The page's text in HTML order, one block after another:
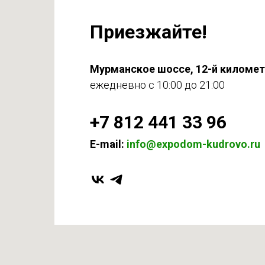
Приезжайте!
Мурманское шоссе, 12-й
ежедневно с 10:00 до 21:00
+7 812 441 33 96
E-mail: info@expodom-kudrovo.ru